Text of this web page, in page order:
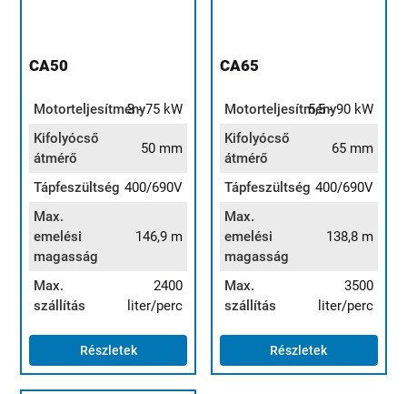
CA50
Motorteljesítmény3 - 75 kW
Kifolyócső
átmérő
50 mm
Tápfeszültség 400/690V
Max.
emelési
magasság
146,9 m
Max.
szállítás
2400
liter/perc
Részletek
CA65
Motorteljesítmény5,5 - 90 kW
Kifolyócső
átmérő
65 mm
Tápfeszültség 400/690V
Max.
emelési
magasság
138,8 m
Max.
szállítás
3500
liter/perc
Részletek